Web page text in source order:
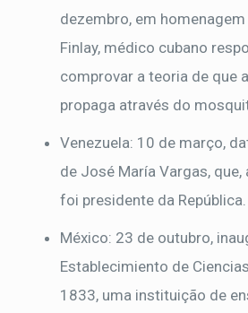
dezembro, em homenagem
Finlay, médico cubano
comprovar a teoria de que
propaga através do
Venezuela: 10 de março,
de José María Vargas,
foi presidente da República.
México: 23 de outubro,
Establecimiento de
1833, uma instituição de